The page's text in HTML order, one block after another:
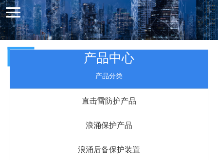
产品中心
产品分类
直击雷防护产品
浪涌保护产品
浪涌后备保护装置